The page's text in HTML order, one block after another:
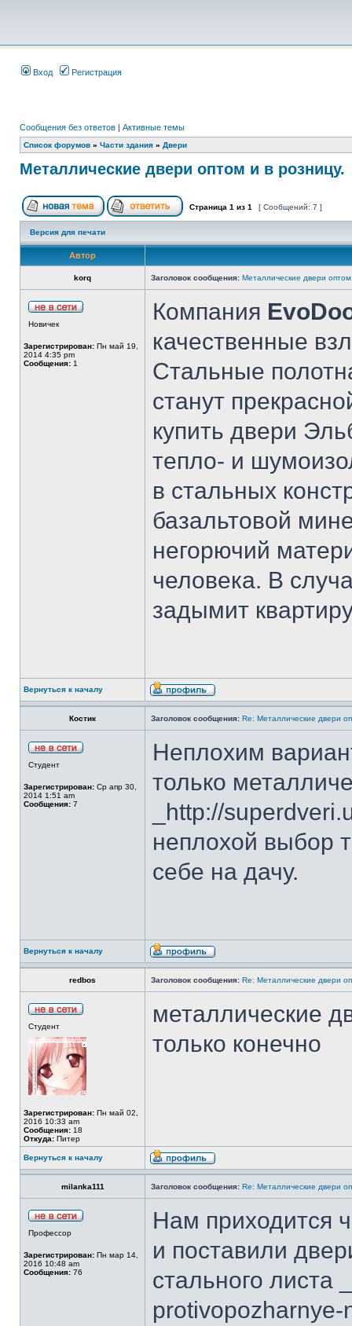
Вход Регистрация
Сообщения без ответов | Активные темы
Список форумов » Части здания » Двери
Металлические двери оптом и в розницу.
Страница 1 из 1 [ Сообщений: 7 ]
Версия для печати
Автор
korq Заголовок сообщения: Металлические двери
Новичек
Зарегистрирован: Пн май 19,
2014 4:35 pm
Сообщения: 1
Компания
качественные
Стальные
станут
купить двери
тепло- и
в стальных
базальтовой
негорючий
человека. В
задымит
Вернуться к началу
Костик Заголовок сообщения: Re: Металлические двери
Студент
Зарегистрирован: Ср апр 30,
2014 1:51 am
Сообщения: 7
Неплохим
только
_http://
неплохой выбор
себе на дачу.
Вернуться к началу
redbos Заголовок сообщения: Re: Металлические двери
Студент
Зарегистрирован: Пн май 02,
2016 10:33 am
Сообщения: 18
Откуда: Питер
металлические
только конечно
Вернуться к началу
milanka111 Заголовок сообщения: Re: Металлические двери
Профессор
Зарегистрирован: Пн мар 14,
2016 10:48 am
Сообщения: 76
Нам приходится
и поставили
стального листа